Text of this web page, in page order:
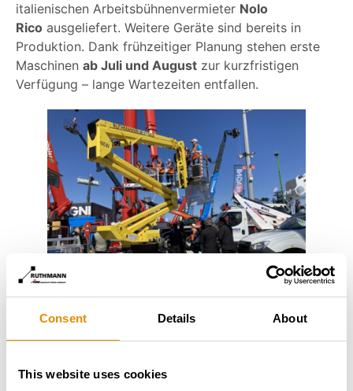
Consent Details About
This website uses cookies
italienischen Arbeitsbühnenvermieter Nolo
Rico ausgeliefert. Weitere Geräte sind bereits in
Produktion. Dank frühzeitiger Planung stehen erste
Maschinen ab Juli und August zur kurzfristigen
Verfügung – lange Wartezeiten entfallen.
BLUELIFT SA 20 überzeugt mit einer
seitlichen
Reichweite von bis zu 10,60 m, einerKorblast von
Auch die kompakte Abstützung und das